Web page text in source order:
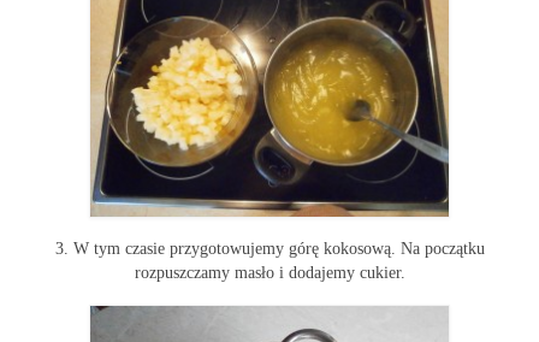
3. W tym czasie przygotowujemy górę kokosową. Na początku
rozpuszczamy masło i dodajemy cukier.